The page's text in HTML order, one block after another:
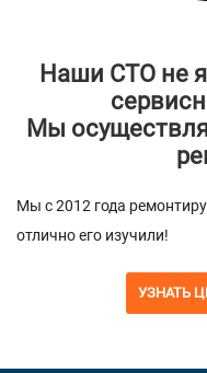
Наши СТО не
Мы
Мы с 2012 года
отлично его изучили!
УЗНАТЬ